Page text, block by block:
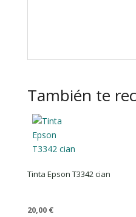
También te
Tinta Epson T3342 cian
20,00 €